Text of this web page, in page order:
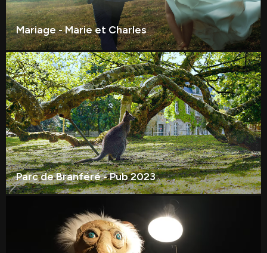
Mariage - Marie et Charles
Parc de Branféré - Pub 2023